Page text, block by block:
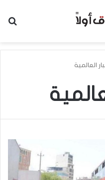
العالمية